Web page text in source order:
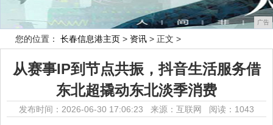
广告
您的位置： 长春信息港主页 > 资讯 > 正文 >
从赛事IP到节点共振，抖音生活服务借
东北超撬动东北淡季消费
发布时间：2026-06-30 17:06:23 来源：互联网 阅读：1043